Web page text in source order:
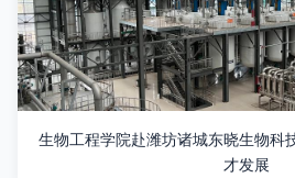
生物工程学院赴潍坊诸城东晓生物科
才发展